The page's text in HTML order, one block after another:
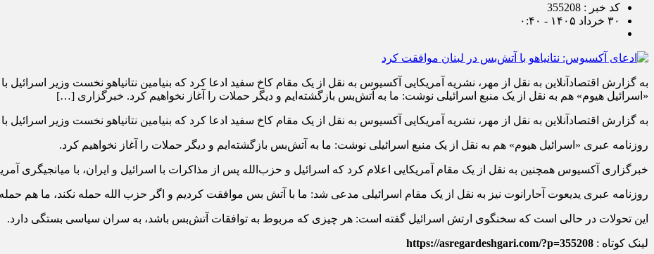
کد خبر : 355208
۳۰ خرداد ۱۴۰۵ - ۰:۴۰
به گزارش اقتصادآنلاین به نقل از مهر، نشریه آمریکایی آکسیوس به نقل از یک مقام کاخ سفید ادعا کرد که بنیامین نتانیاهو نخست وزیر
«اسرائیل هیوم» هم به نقل از یک منبع اسرائیلی نوشت: ما به آتش‌بس بازگشته‌ایم و دیگر حملات را آغاز نخواهیم کرد. خبرگزاری […]
به گزارش اقتصادآنلاین به نقل از مهر، نشریه آمریکایی آکسیوس به نقل از یک مقام کاخ سفید ادعا کرد که بنیامین نتانیاهو نخست وزیر
روزنامه عبری «اسرائیل هیوم» هم به نقل از یک منبع اسرائیلی نوشت: ما به آتش‌بس بازگشته‌ایم و دیگر حملات را آغاز نخواهیم کرد.
خبرگزاری آکسیوس همچنین به نقل از یک مقام آمریکایی اعلام کرد که اسرائیل و حزب‌الله پس از مذاکرات با اسرائیل و ایران، با میانجیگری
روزنامه عبری یدیعوت آحارانوت نیز به نقل از یک مقام اسرائیلی مدعی شد: ما با آتش بس موافقت کردیم و اگر حزب الله حمله نکند، ما هم
این تحولات در حالی است که سخنگوی ارتش اسرائیل گفته است: هر چیزی که مربوط به توافقات آتش‌بس باشد، به سران سیاسی بستگی دارد.
لینک کوتاه : https://asregardeshgari.com/?p=355208